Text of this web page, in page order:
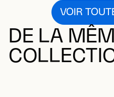
VOIR
DE LA